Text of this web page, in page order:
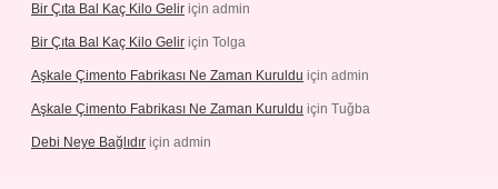
Bir Çıta Bal Kaç Kilo Gelir için admin
Bir Çıta Bal Kaç Kilo Gelir için Tolga
Aşkale Çimento Fabrikası Ne Zaman Kuruldu için admin
Aşkale Çimento Fabrikası Ne Zaman Kuruldu için Tuğba
Debi Neye Bağlıdır için admin